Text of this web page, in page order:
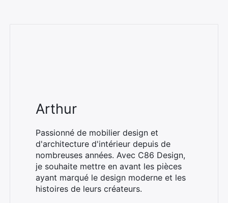
Arthur
Passionné de mobilier design et
d'architecture d'intérieur depuis de
nombreuses années. Avec C86 Design,
je souhaite mettre en avant les pièces
ayant marqué le design moderne et les
histoires de leurs créateurs.